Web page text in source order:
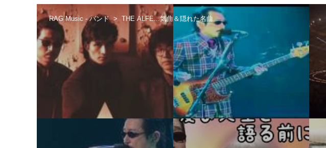
RAG Music - バンド THE ALFE...気曲＆隠れた名曲